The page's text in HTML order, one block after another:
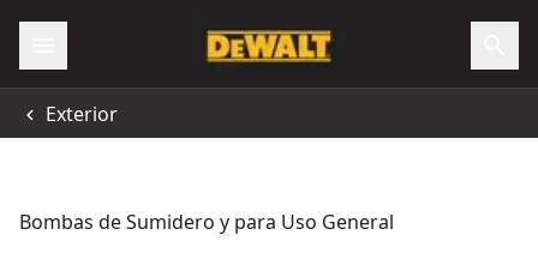
Exterior
Bombas de Sumidero y para Uso General